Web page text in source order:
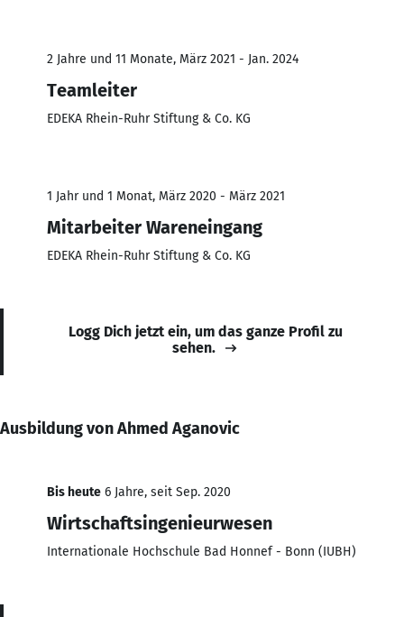
2 Jahre und 11 Monate, März 2021 - Jan. 2024
Teamleiter
EDEKA Rhein-Ruhr Stiftung & Co. KG
1 Jahr und 1 Monat, März 2020 - März 2021
Mitarbeiter Wareneingang
EDEKA Rhein-Ruhr Stiftung & Co. KG
Logg Dich jetzt ein, um das ganze Profil zu
sehen.
Ausbildung von Ahmed Aganovic
Bis heute 6 Jahre, seit Sep. 2020
Wirtschaftsingenieurwesen
Internationale Hochschule Bad Honnef - Bonn (IUBH)